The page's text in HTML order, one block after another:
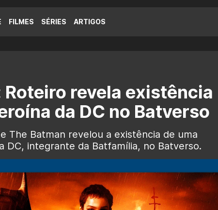
FILMES SÉRIES ARTIGOS
Roteiro revela existência
da DC no Batverso
The Batman revelou a existência de uma
DC, integrante da Batfamília, no Batverso.